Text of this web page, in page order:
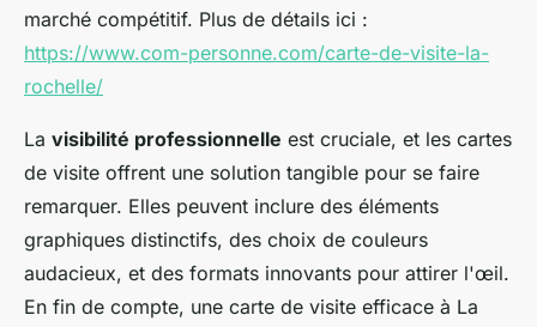
marché compétitif. Plus de détails ici :
https://www.com-personne.com/carte-de-visite-la-
rochelle/
La visibilité professionnelle est cruciale, et les cartes
de visite offrent une solution tangible pour se faire
remarquer. Elles peuvent inclure des éléments
graphiques distinctifs, des choix de couleurs
audacieux, et des formats innovants pour attirer l'œil.
En fin de compte, une carte de visite efficace à La